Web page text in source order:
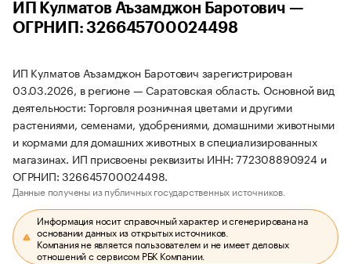
ИП Кулматов Аъзамджон Баротович —
ОГРНИП: 326645700024498
ИП Кулматов Аъзамджон Баротович зарегистрирован
03.03.2026, в регионе — Саратовская область. Основной вид
деятельности: Торговля розничная цветами и другими
растениями, семенами, удобрениями, домашними животными
и кормами для домашних животных в специализированных
магазинах. ИП присвоены реквизиты ИНН: 772308890924 и
ОГРНИП: 326645700024498.
Данные получены из публичных государственных источников.
Информация носит справочный характер и сгенерирована на
основании данных из открытых источников.
Компания не является пользователем и не имеет деловых
отношений с сервисом РБК Компании.